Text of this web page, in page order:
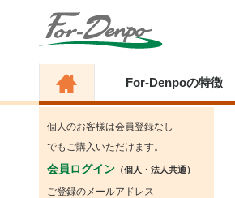
For-Denpoの特徴
個人のお客様は会員登録なし
でもご購入いただけます。
会員ログイン （個人・法人共通）
ご登録のメールアドレス